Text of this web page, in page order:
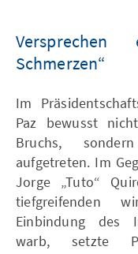
Schmerzen“
Im
Paz bewusst
Bruchs,
aufgetreten. Im
Jorge „Tuto“
tiefgreifenden
Einbindung des
warb, setzte